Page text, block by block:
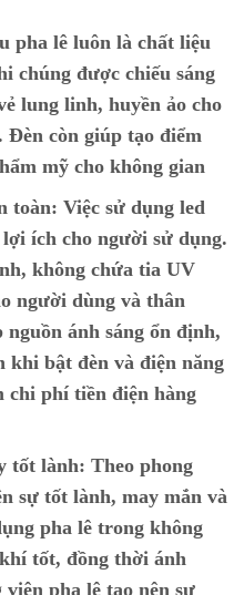
pha lê luôn là chất liệu
chúng được chiếu sáng
lung linh, huyền ảo cho
Đèn còn giúp tạo điểm
mỹ cho không gian
toàn: Việc sử dụng led
ích cho người sử dụng.
không chứa tia UV
người dùng và thân
ánh sáng ổn định,
khi bật đèn và điện năng
phí tiền điện hàng
tốt lành: Theo phong
sự tốt lành, may mắn và
pha lê trong không
tốt, đồng thời ánh
pha lê tạo nên sự